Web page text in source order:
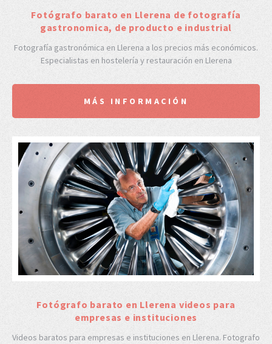
Fotógrafo barato en Llerena de fotografía
gastronomica, de producto e industrial
Fotografía gastronómica en Llerena a los precios más económicos.
Especialistas en hostelería y restauración en Llerena
MÁS INFORMACIÓN
Fotógrafo barato en Llerena videos para
empresas e instituciones
Videos baratos para empresas e instituciones en Llerena. Fotografo